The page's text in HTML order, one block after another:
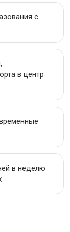
с
в центр
в неделю